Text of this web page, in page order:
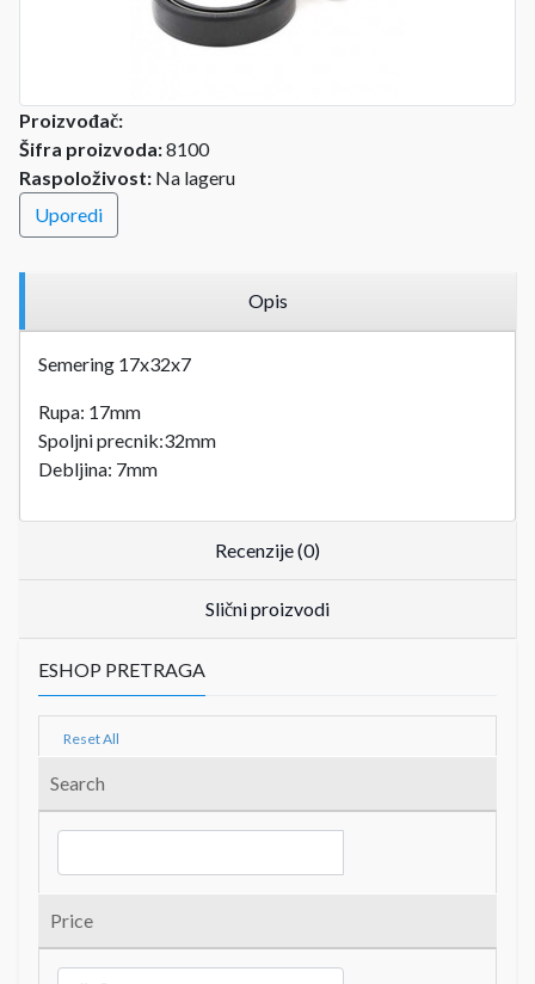
Proizvođač:
Šifra proizvoda:8100
Raspoloživost: Na lageru
Uporedi
Opis
Semering 17x32x7
Rupa: 17mm
Spoljni precnik:32mm
Debljina: 7mm
Recenzije (0)
Slični proizvodi
ESHOP PRETRAGA
Reset All
Search
Price